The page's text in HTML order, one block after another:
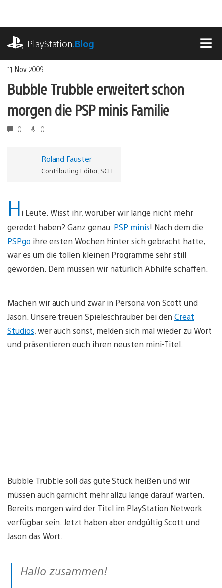
springen
PlayStation.Blog
11. Nov 2009
Bubble Trubble erweitert schon
morgen die PSP minis Familie
0 0
Roland Fauster
Contributing Editor, SCEE
Hi Leute. Wisst ihr, worüber wir lange nicht mehr
geredet haben? Ganz genau: PSP minis! Nach dem die
PSPgo ihre ersten Wochen hinter sich gebracht hatte,
war es um die tollen kleinen Programme sehr still
geworden. Dem müssen wir natürlich Abhilfe schaffen.
Machen wir auch und zwar in Persona von Scott und
Jason. Unsere treuen Spieleschrauber bei den Creat
Studios, wer auch sonst, melden sich mal wieder zu Wort
und präsentieren euch ihren neusten mini-Titel.
Bubble Trubble soll das gute Stück heißen und wir
müssen auch garnicht mehr allzu lange darauf warten.
Bereits morgen wird der Titel im PlayStation Network
verfügbar sein. Jetzt haben aber endgültig Scott und
Jason das Wort.
Hallo zusammen!